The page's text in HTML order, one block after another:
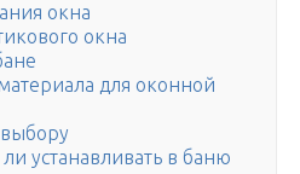
окна
окна
для оконной
устанавливать в баню